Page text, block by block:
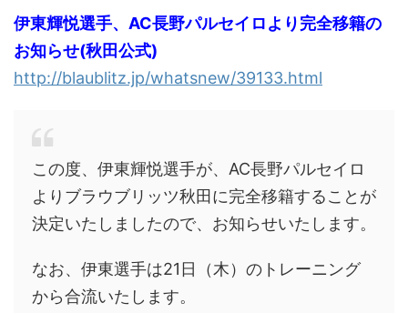
伊東輝悦選手、AC長野パルセイロより完全移籍の
お知らせ(秋田公式)
http://blaublitz.jp/whatsnew/39133.html
この度、伊東輝悦選手が、AC長野パルセイロ
よりブラウブリッツ秋田に完全移籍することが
決定いたしましたので、お知らせいたします。
なお、伊東選手は21日（木）のトレーニング
から合流いたします。